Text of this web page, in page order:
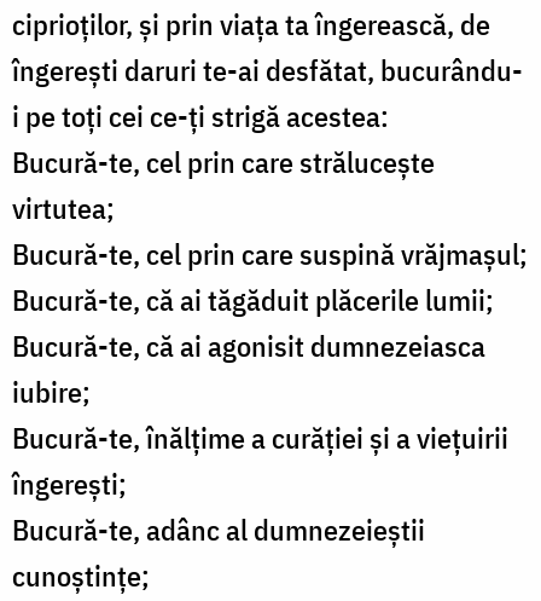
ciprioților, și prin viața ta îngerească, de
îngerești daruri te-ai desfătat, bucurându-
i pe toți cei ce-ți strigă acestea:
Bucură-te, cel prin care strălucește
virtutea;
Bucură-te, cel prin care suspină vrăjmașul;
Bucură-te, că ai tăgăduit plăcerile lumii;
Bucură-te, că ai agonisit dumnezeiasca
iubire;
Bucură-te, înălțime a curăției și a viețuirii
îngerești;
Bucură-te, adânc al dumnezeieștii
cunoștințe;